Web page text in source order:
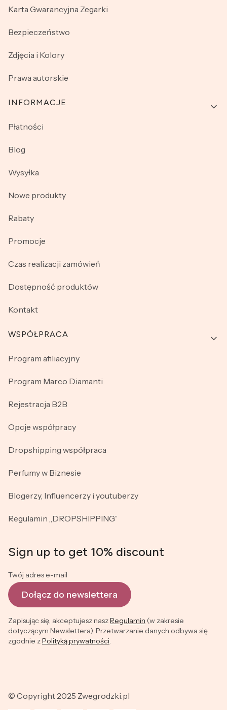
Karta Gwarancyjna Zegarki
Bezpieczeństwo
Zdjęcia i Kolory
Prawa autorskie
INFORMACJE
Płatności
Blog
Wysyłka
Nowe produkty
Rabaty
Promocje
Czas realizacji zamówień
Dostępność produktów
Kontakt
WSPÓŁPRACA
Program afiliacyjny
Program Marco Diamanti
Rejestracja B2B
Opcje współpracy
Dropshipping współpraca
Perfumy w Biznesie
Blogerzy, Influencerzy i youtuberzy
Regulamin „DROPSHIPPING”
Sign up to get 10% discount
Twój adres e-mail
Dołącz do newslettera
Zapisując się, akceptujesz naszRegulamin (w zakresie
dotyczącym Newslettera). Przetwarzanie danych odbywa się
zgodnie zPolityką prywatności.
© Copyright 2025 Zwegrodzki.pl